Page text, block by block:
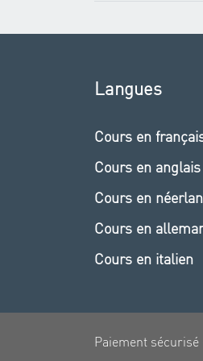
Langues
Cours en
Cours en anglais
Cours en
Cours en
Cours en italien
Paiement sécurisé